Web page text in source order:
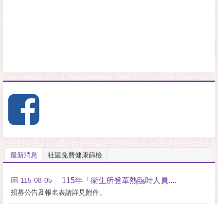
最新消息 社區免費健康篩檢
115-08-05 115年「衛生所登革熱臨時人員....
招募公告及報名表請詳見附件。